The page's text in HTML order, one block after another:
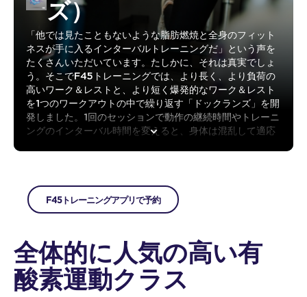
ズ）
「他では見たこともないような脂肪燃焼と全身のフィット
ネスが手に入るインターバルトレーニングだ」という声を
たくさんいただいています。たしかに、それは真実でしょ
う。そこでF45トレーニングでは、より長く、より負荷の
高いワーク＆レストと、より短く爆発的なワーク＆レスト
を1つのワークアウトの中で繰り返す「ドックランズ」を開
発しました。1回のセッションで動作の継続時間やトレーニ
ングのインターバル時間を変えると、身体は混乱して適応
F45トレーニングアプリで予約
全体的に人気の高い有
酸素運動クラス